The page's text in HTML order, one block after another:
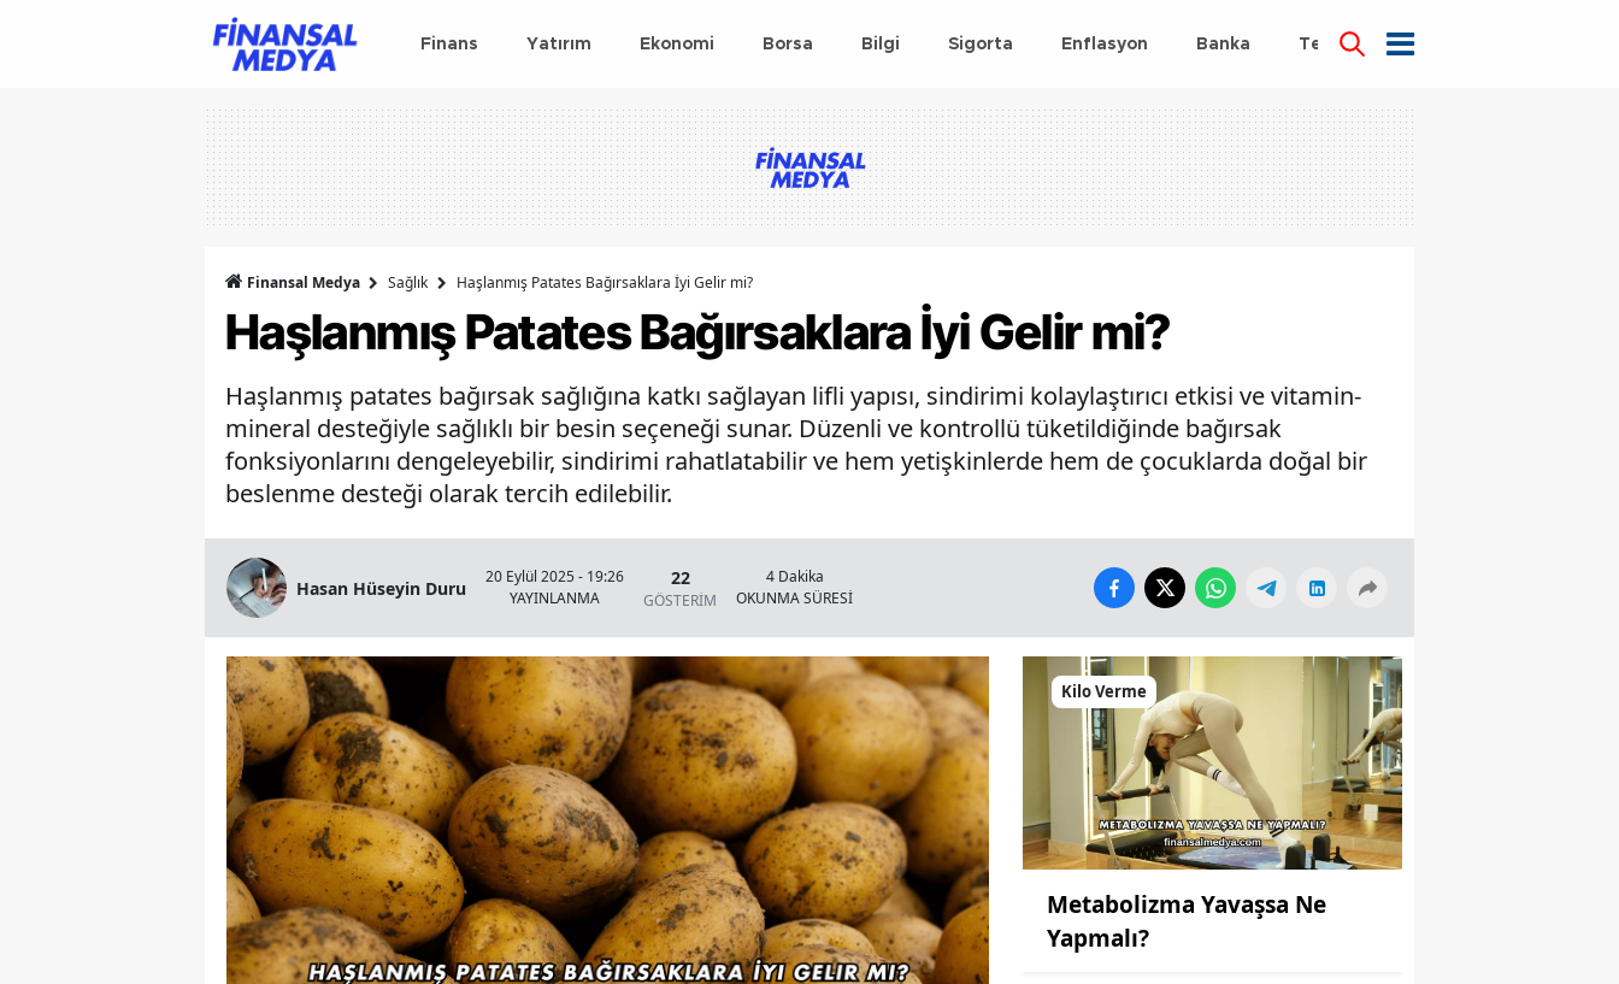
Finans Yatırım Ekonomi Borsa Bilgi Sigorta Enflasyon Banka Teknoloji
Finansal Medya Sağlık Haşlanmış Patates Bağırsaklara İyi Gelir mi?
Haşlanmış Patates Bağırsaklara İyi Gelir mi?
Haşlanmış patates bağırsak sağlığına katkı sağlayan lifli yapısı, sindirimi kolaylaştırıcı etkisi ve vitamin-
mineral desteğiyle sağlıklı bir besin seçeneği sunar. Düzenli ve kontrollü tüketildiğinde bağırsak
fonksiyonlarını dengeleyebilir, sindirimi rahatlatabilir ve hem yetişkinlerde hem de çocuklarda doğal bir
beslenme desteği olarak tercih edilebilir.
Hasan Hüseyin Duru
20 Eylül 2025 - 19:26
YAYINLANMA
22
GÖSTERİM
4 Dakika
OKUNMA SÜRESİ
Kilo Verme
Metabolizma Yavaşsa Ne
Yapmalı?